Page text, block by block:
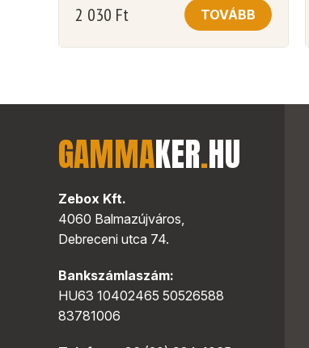
2 030 Ft TOVÁBB
GAMMAKER.HU
Zebox Kft.
4060 Balmazújváros,
Debreceni utca 74.
Bankszámlaszám:
HU63 10402465 50526588
83781006